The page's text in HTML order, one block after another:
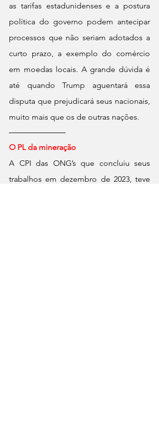
as tarifas estadunidenses e a postura
política do governo podem antecipar
processos que não seriam adotados a
curto prazo, a exemplo do comércio
em moedas locais. A grande dúvida é
até quando Trump aguentará essa
disputa que prejudicará seus nacionais,
muito mais que os de outras nações.
O PL da mineração
A CPI das ONG’s que concluiu seus
trabalhos em dezembro de 2023, teve